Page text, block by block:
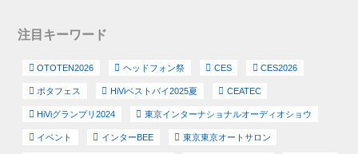
注目キーワード
OTOTEN2026 ヘッドフォン祭 CES CES2026
ポタフェス HiViベストバイ2025夏 CEATEC
HiViグランプリ2024 東京インターナショナルオーディオショウ
イベント インターBEE 東京東京オートサロン